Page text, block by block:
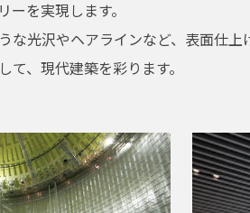
を実現します。
な光沢やヘアラインなど、表面仕
、現代建築を彩ります。